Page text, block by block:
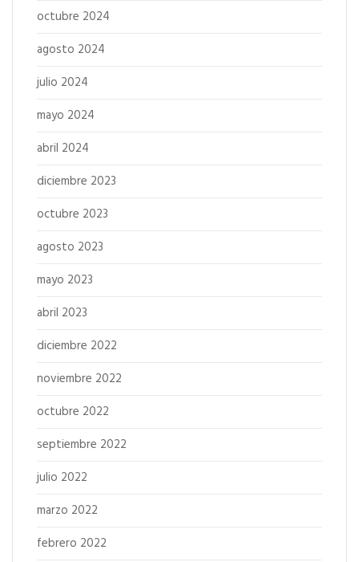
octubre 2024
agosto 2024
julio 2024
mayo 2024
abril 2024
diciembre 2023
octubre 2023
agosto 2023
mayo 2023
abril 2023
diciembre 2022
noviembre 2022
octubre 2022
septiembre 2022
julio 2022
marzo 2022
febrero 2022